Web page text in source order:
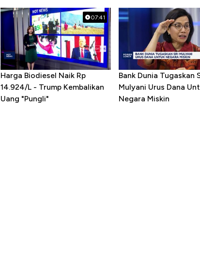
07:41
Harga Biodiesel Naik Rp
14.924/L - Trump Kembalikan
Uang "Pungli"
Bank Dunia Tugaskan
Mulyani Urus Dana
Negara Miskin